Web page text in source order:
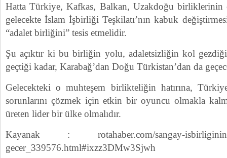
Hatta Türkiye, Kafkas, Balkan, Uzakdoğu birliklerinin
gelecekte İslam İşbirliği Teşkilatı’nın kabuk
“adalet birliğini” tesis etmelidir.
Şu açıktır ki bu birliğin yolu, adaletsizliğin kol gezdiği
geçtiği kadar, Karabağ’dan Doğu Türkistan’dan da
Gelecekteki o muhteşem birlikteliğin hatırına,
sorunlarını çözmek için etkin bir oyuncu olmakla
üreten lider bir ülke olmalıdır.
Kayanak : rotahaber.com/sangay-isbirliginin-
gecer_339576.html#ixzz3DMw3Sjwh